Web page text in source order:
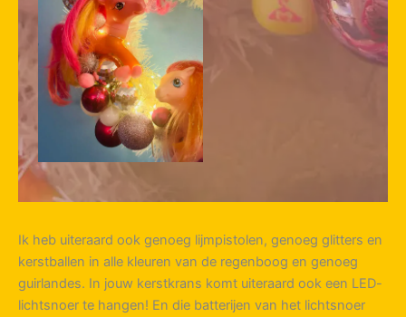
Ik heb uiteraard ook genoeg lijmpistolen, genoeg glitters en
kerstballen in alle kleuren van de regenboog en genoeg
guirlandes. In jouw kerstkrans komt uiteraard ook een LED-
lichtsnoer te hangen! En die batterijen van het lichtsnoer